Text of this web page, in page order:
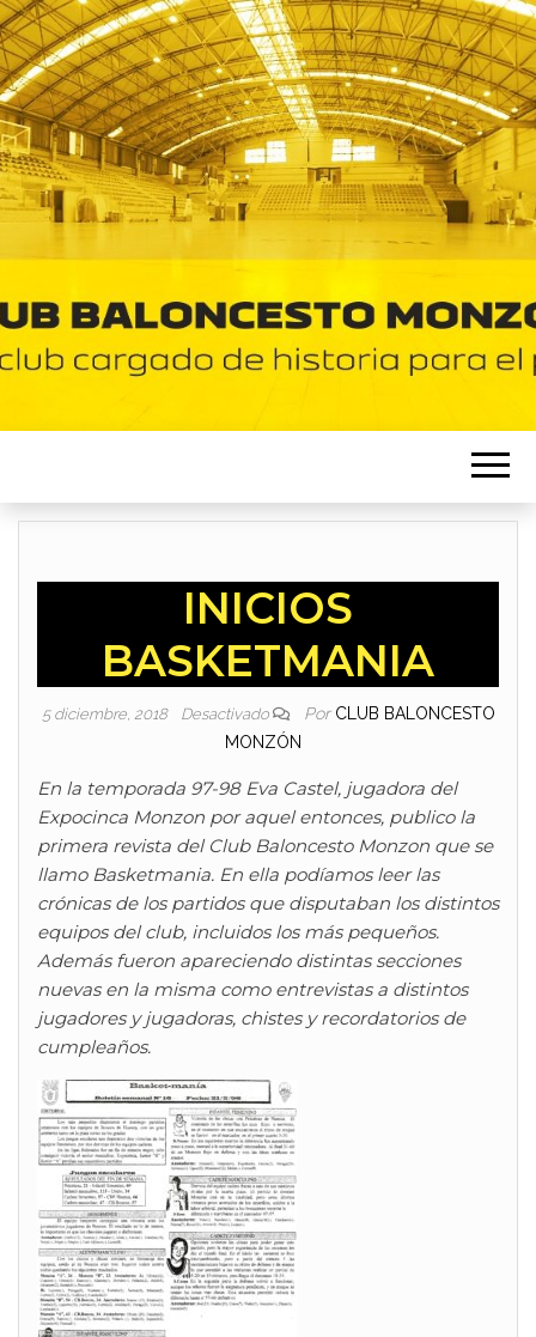
INICIOS
BASKETMANIA
5 diciembre, 2018 Desactivado Por CLUB BALONCESTO
MONZÓN
En la temporada 97-98 Eva Castel, jugadora del
Expocinca Monzon por aquel entonces, publico la
primera revista del Club Baloncesto Monzon que se
llamo Basketmania. En ella podíamos leer las
crónicas de los partidos que disputaban los distintos
equipos del club, incluidos los más pequeños.
Además fueron apareciendo distintas secciones
nuevas en la misma como entrevistas a distintos
jugadores y jugadoras, chistes y recordatorios de
cumpleaños.